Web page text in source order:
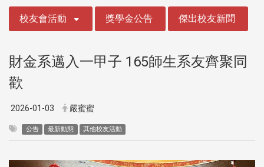
校友會活動 獎學金公告 傑出校友新聞
財金系邁入一甲子 165師生系友齊聚同
歡
2026-01-03 嚴蜜蜜
公告 最新動態 其他校友活動